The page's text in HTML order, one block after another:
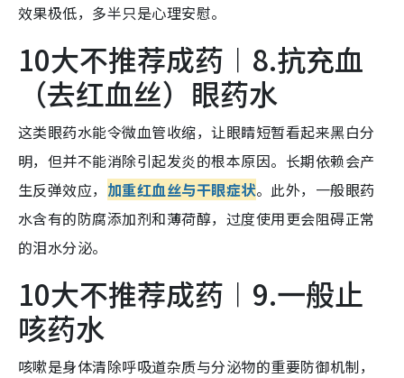
效果极低，多半只是心理安慰。
10大不推荐成药︱8.抗充血
（去红血丝）眼药水
这类眼药水能令微血管收缩，让眼睛短暂看起来黑白分
明，但并不能消除引起发炎的根本原因。长期依赖会产
生反弹效应， 加重红血丝与干眼症状。此外，一般眼药
水含有的防腐添加剂和薄荷醇，过度使用更会阻碍正常
的泪水分泌。
10大不推荐成药︱9.一般止
咳药水
咳嗽是身体清除呼吸道杂质与分泌物的重要防御机制，